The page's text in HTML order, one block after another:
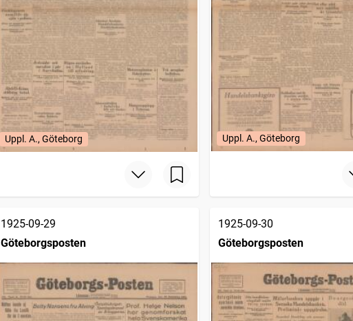
Uppl. A., Göteborg Uppl. A., Göteborg
1925-09-29
Göteborgsposten
1925-09-30
Göteborgsposten